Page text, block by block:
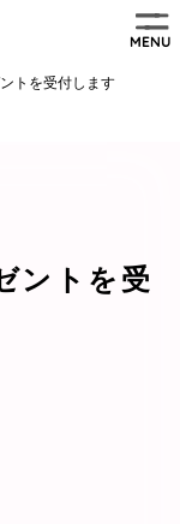
MENU
トを受付します
ントを受